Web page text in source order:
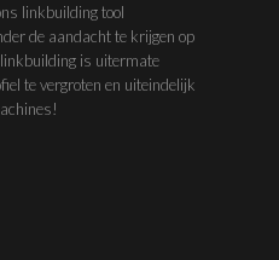
linkbuilding tool
de aandacht te krijgen op
is uitermate
te vergroten en uiteindelijk